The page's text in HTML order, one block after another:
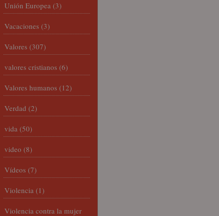
Unión Europea (3)
Vacaciones (3)
Valores (307)
valores cristianos (6)
Valores humanos (12)
Verdad (2)
vida (50)
video (8)
Vídeos (7)
Violencia (1)
Violencia contra la mujer